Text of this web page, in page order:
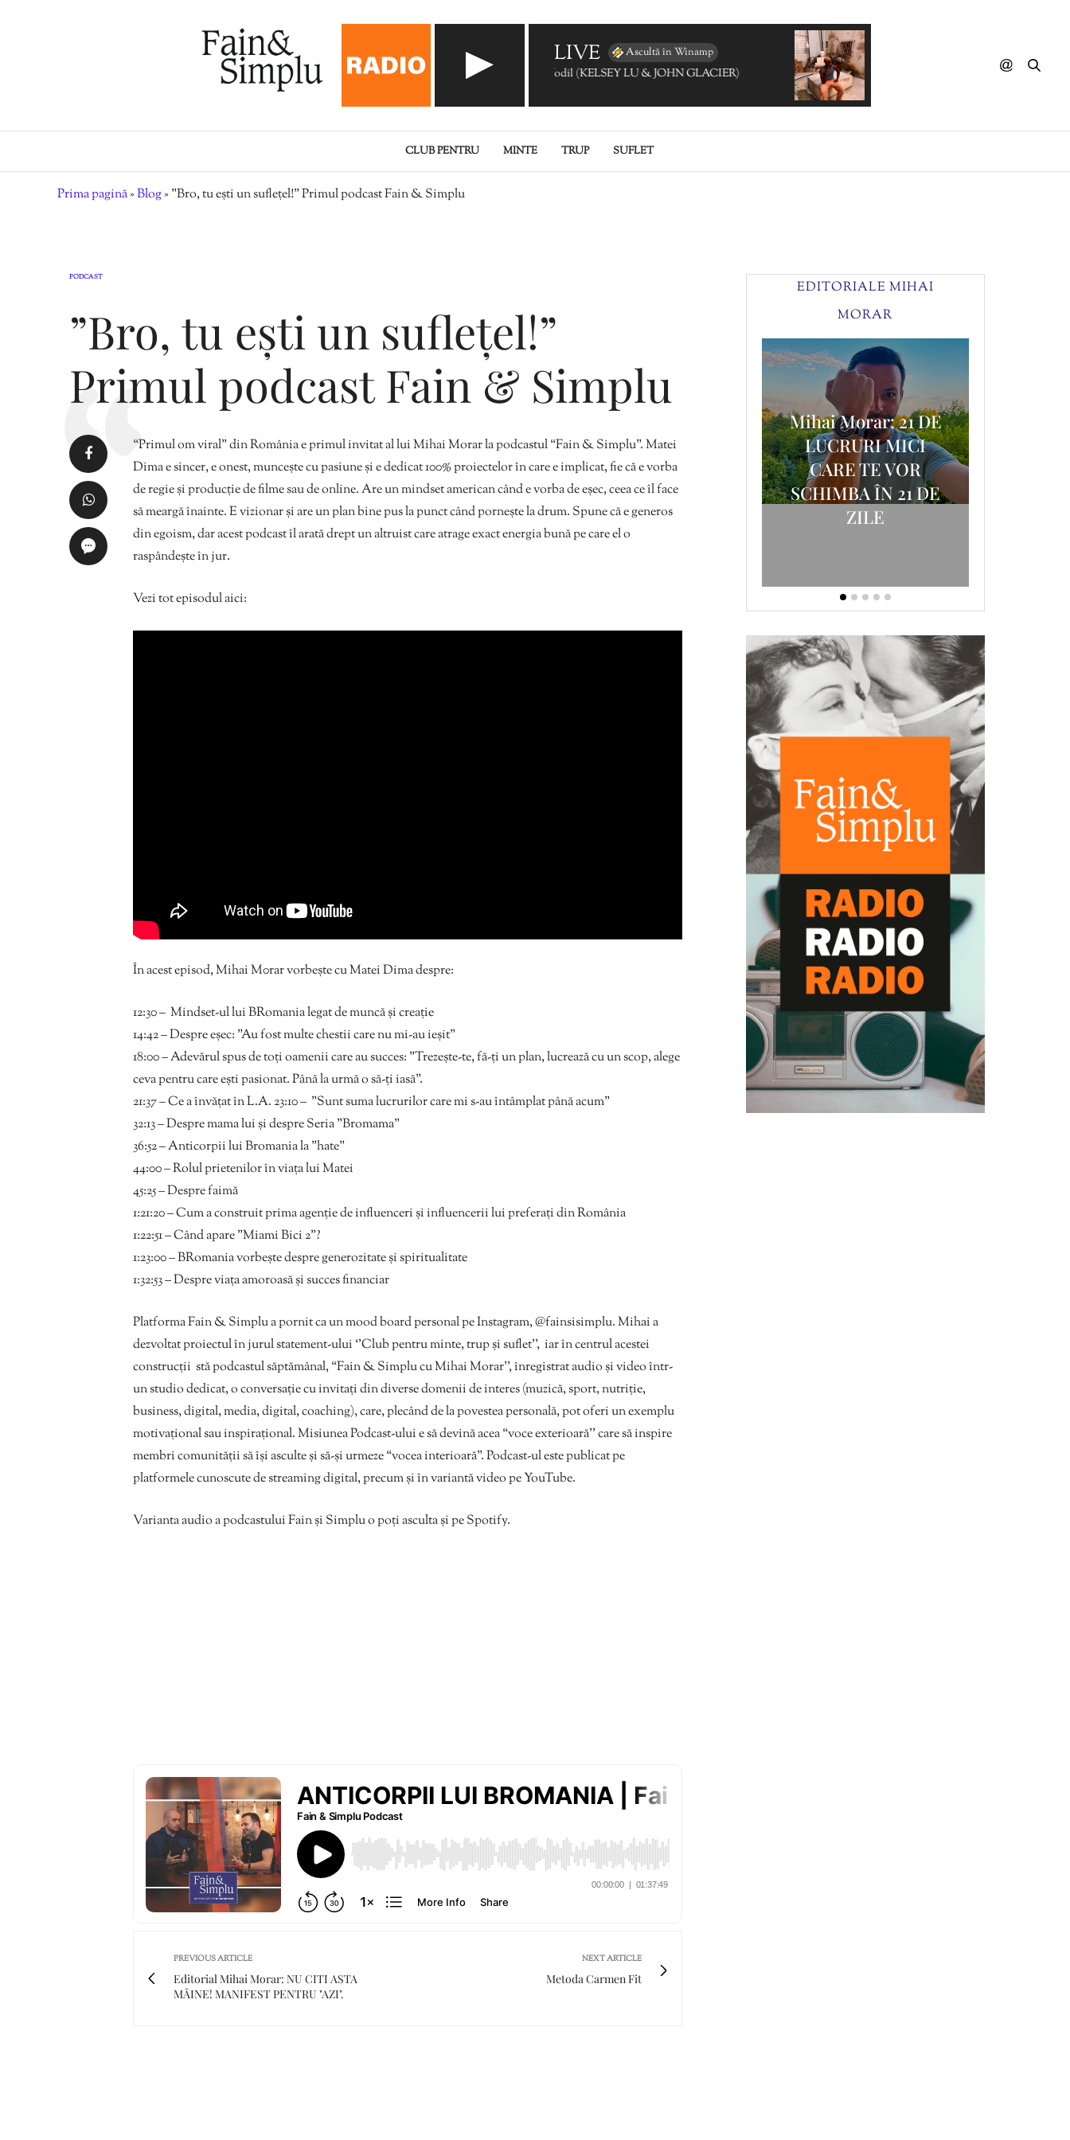
LIVE Ascultă în Winamp
JAMIE XX - Dafodil (KELSEY LU & JOHN GLACIER)
CLUB PENTRU MINTE TRUP SUFLET
Prima pagină»Blog»”Bro, tu ești un suflețel!” Primul podcast Fain & Simplu
PODCAST
”Bro, tu ești un suflețel!”
Primul podcast Fain & Simplu
“Primul om viral” din România e primul invitat al lui Mihai Morar la podcastul “Fain & Simplu”. Matei
Dima e sincer, e onest, muncește cu pasiune și e dedicat 100% proiectelor în care e implicat, fie că e vorba
de regie și producție de filme sau de online. Are un mindset american când e vorba de eșec, ceea ce îl face
să meargă înainte. E vizionar și are un plan bine pus la punct când pornește la drum. Spune că e generos
din egoism, dar acest podcast îl arată drept un altruist care atrage exact energia bună pe care el o
raspândește în jur.
Vezi tot episodul aici:
În acest episod, Mihai M0rar vorbește cu Matei Dima despre:
12:30 – Mindset-ul lui BRomania legat de muncă și creație
14:42 – Despre eșec: ”Au fost multe chestii care nu mi-au ieșit”
18:00 – Adevărul spus de toți oamenii care au succes: ”Trezește-te, fă-ți un plan, lucrează cu un scop, alege
ceva pentru care ești pasionat. Până la urmă o să-ți iasă”.
21:37 – Ce a învățat în L.A. 23:10 – ”Sunt suma lucrurilor care mi s-au întâmplat până acum”
32:13 – Despre mama lui și despre Seria ”Bromama”
36:52 – Anticorpii lui Bromania la ”hate”
44:00 – Rolul prietenilor în viața lui Matei
45:25 – Despre faimă
1:21:20 – Cum a construit prima agenție de influenceri și influencerii lui preferați din România
1:22:51 – Când apare ”Miami Bici 2”?
1:23:00 – BRomania vorbește despre generozitate și spiritualitate
1:32:53 – Despre viața amoroasă și succes financiar
Platforma Fain & Simplu a pornit ca un mood board personal pe Instagram, @fainsisimplu. Mihai a
dezvoltat proiectul în jurul statement-ului ‘’Club pentru minte, trup și suflet’’, iar în centrul acestei
construcții stă podcastul săptămânal, “Fain & Simplu cu Mihai Morar’’, înregistrat audio și video într-
un studio dedicat, o conversație cu invitați din diverse domenii de interes (muzică, sport, nutriție,
business, digital, media, digital, coaching), care, plecând de la povestea personală, pot oferi un exemplu
motivațional sau inspirațional. Misiunea Podcast-ului e să devină acea “voce exterioară’’ care să inspire
membri comunității să își asculte și să-și urmeze “vocea interioară”. Podcast-ul este publicat pe
platformele cunoscute de streaming digital, precum și în variantă video pe YouTube.
Varianta audio a podcastului Fain și Simplu o poți asculta și pe Spotify.
PREVIOUS ARTICLE
Editorial Mihai Morar: NU CITI ASTA
MÂINE! MANIFEST PENTRU "AZI".
NEXT ARTICLE
Metoda Carmen Fit
EDITORIALE MIHAI
MORAR
Editorial Mihai
Morar: CUM L-AM
SALVAT PE FĂT-
FRUMOS
Mihai Morar: 21 DE
LUCRURI MICI
CARE TE VOR
SCHIMBA ÎN 21 DE
ZILE